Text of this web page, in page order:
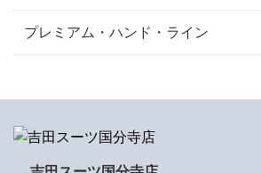
プレミアム・ハンド・ライン